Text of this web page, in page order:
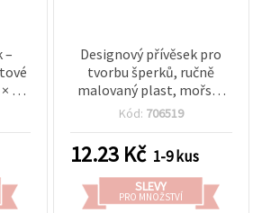
–
40
Designový přívěsek pro
tvorbu šperků, ručně
malovaný plast, mořský
motiv, 35×2 mm, otvor 1
Kód: 706519
12.23 Kč 1-9 kus
SLEVY
PRO MNOŽSTVÍ